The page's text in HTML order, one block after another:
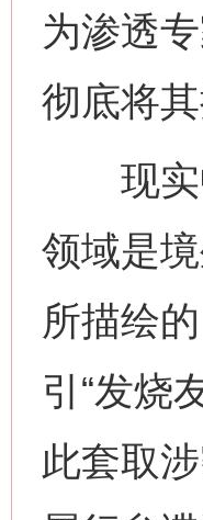
为渗透
彻底将其
现实中
领域是
所描绘
引“发烧
此套取